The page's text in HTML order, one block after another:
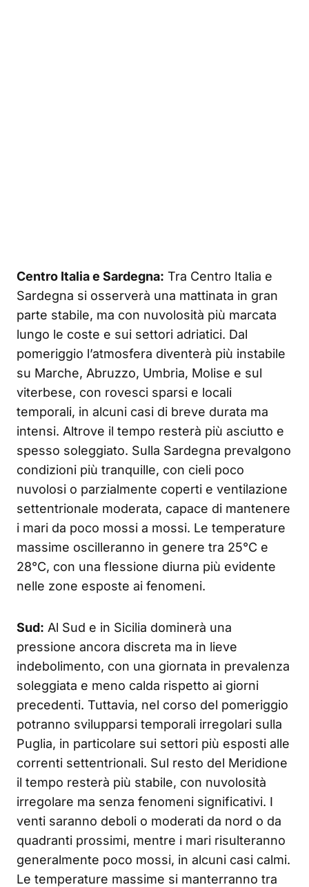
Centro Italia e Sardegna: Tra Centro Italia e
Sardegna si osserverà una mattinata in gran
parte stabile, ma con nuvolosità più marcata
lungo le coste e sui settori adriatici. Dal
pomeriggio l’atmosfera diventerà più instabile
su Marche, Abruzzo, Umbria, Molise e sul
viterbese, con rovesci sparsi e locali
temporali, in alcuni casi di breve durata ma
intensi. Altrove il tempo resterà più asciutto e
spesso soleggiato. Sulla Sardegna prevalgono
condizioni più tranquille, con cieli poco
nuvolosi o parzialmente coperti e ventilazione
settentrionale moderata, capace di mantenere
i mari da poco mossi a mossi. Le temperature
massime oscilleranno in genere tra 25°C e
28°C, con una flessione diurna più evidente
nelle zone esposte ai fenomeni.
Sud: Al Sud e in Sicilia dominerà una
pressione ancora discreta ma in lieve
indebolimento, con una giornata in prevalenza
soleggiata e meno calda rispetto ai giorni
precedenti. Tuttavia, nel corso del pomeriggio
potranno svilupparsi temporali irregolari sulla
Puglia, in particolare sui settori più esposti alle
correnti settentrionali. Sul resto del Meridione
il tempo resterà più stabile, con nuvolosità
irregolare ma senza fenomeni significativi. I
venti saranno deboli o moderati da nord o da
quadranti prossimi, mentre i mari risulteranno
generalmente poco mossi, in alcuni casi calmi.
Le temperature massime si manterranno tra